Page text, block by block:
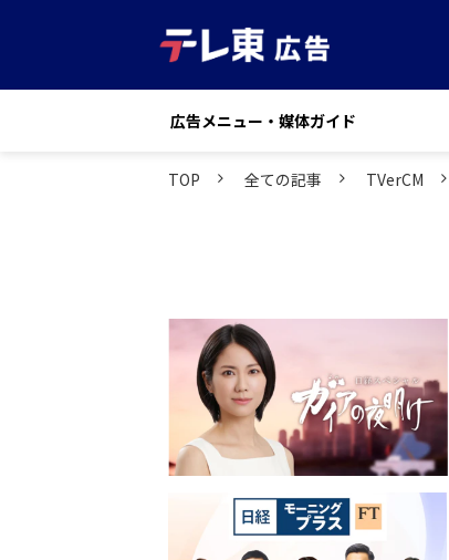
広告メニュー・媒体ガイド
TOP 全ての記事 TVerCM